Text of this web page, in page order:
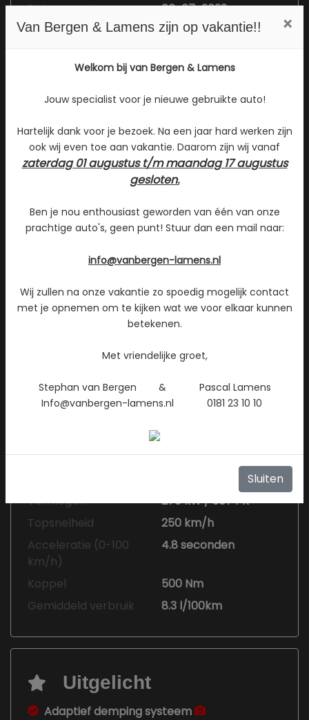
Datum eerste
toelating
06-07-2022
APK vervaldatum
22-07-2028
Carrosserie
Sedan
Kleur
Grijs Metallic
Bekleding
Leder
Interieurkleur
Zwart
Aantal zitplaatsen
5
Maximum massa
1900 kg
Aantal sleutels
Aantal handzenders
2
Motor en transmissie
Brandstof
Aantal cilinders
6
Vermogen
270 kW / 367 PK
Topsnelheid
250 km/h
Acceleratie (0-100
km/h)
4.8 seconden
Koppel
500 Nm
Gemiddeld verbruik
8.3 l/100km
Uitgelicht
Adaptief demping systeem
Van Bergen & Lamens zijn op vakantie!! ×
Welkom bij van Bergen & Lamens
Jouw specialist voor je nieuwe gebruikte auto!
Hartelijk dank voor je bezoek. Na een jaar hard werken zijn
ook wij even toe aan vakantie. Daarom zijn wij vanaf
zaterdag 01 augustus t/m maandag 17 augustus
gesloten.
Ben je nou enthousiast geworden van één van onze
prachtige auto's, geen punt! Stuur dan een mail naar:
info@vanbergen-lamens.nl
Wij zullen na onze vakantie zo spoedig mogelijk contact
met je opnemen om te kijken wat we voor elkaar kunnen
betekenen.
Met vriendelijke groet,
Stephan van Bergen & Pascal Lamens
Info@vanbergen-lamens.nl 0181 23 10 10
Sluiten